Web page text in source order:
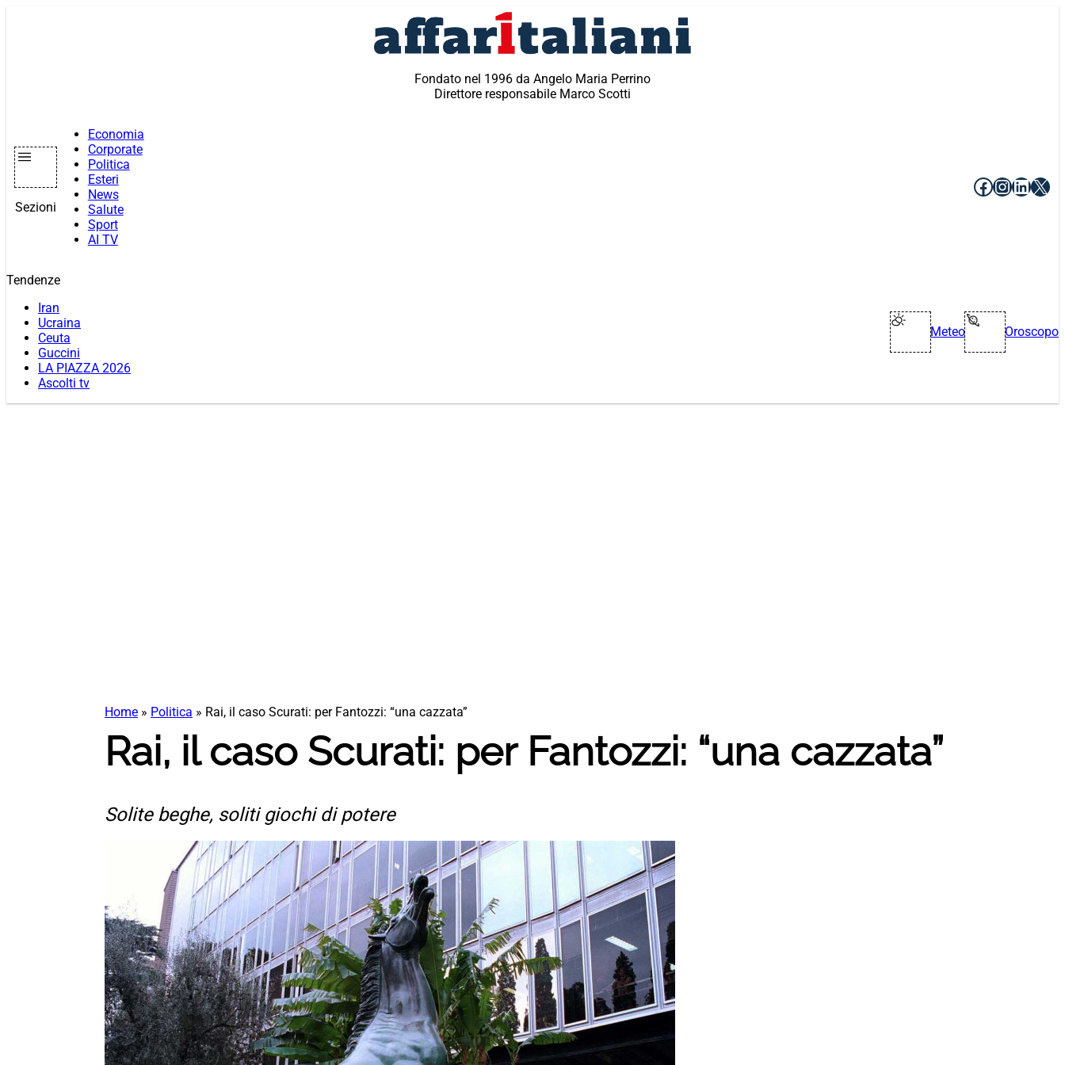
Fondato nel 1996 da Angelo Maria Perrino
Direttore responsabile Marco Scotti
Sezioni
Economia
Corporate
Politica
Esteri
News
Salute
Sport
AI TV
Facebook
X
Tendenze
Iran
Ucraina
Ceuta
Guccini
LA PIAZZA 2026
Ascolti tv
Meteo Oroscopo
Home » Politica » Rai, il caso Scurati: per Fantozzi: “una cazzata”
Rai, il caso Scurati: per Fantozzi: “una cazzata”
Solite beghe, soliti giochi di potere